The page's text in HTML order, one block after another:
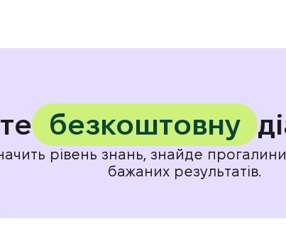
безкоштовну
рівень знань, знайде
бажаних результатів.